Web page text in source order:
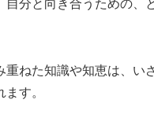
自分と向き合うための、
重ねた知識や知恵は、い
す。